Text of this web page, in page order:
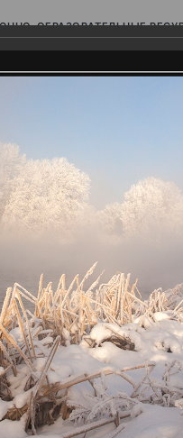
ОБРАЗОВАТЕЛЬНЫЕ